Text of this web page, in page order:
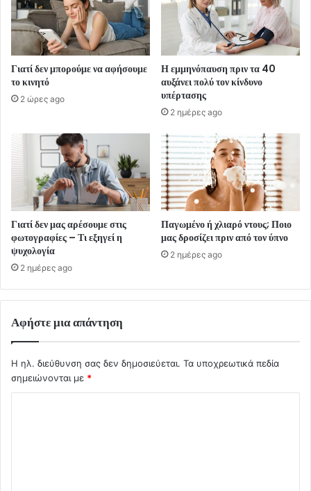
Γιατί δεν μπορούμε να αφήσουμε
το κινητό
2 ώρες ago
Η εμμηνόπαυση πριν τα 40
αυξάνει πολύ τον κίνδυνο
υπέρτασης
2 ημέρες ago
Γιατί δεν μας αρέσουμε στις
φωτογραφίες – Τι εξηγεί η
ψυχολογία
2 ημέρες ago
Παγωμένο ή χλιαρό ντους; Ποιο
μας δροσίζει πριν από τον ύπνο
2 ημέρες ago
Αφήστε μια απάντηση
Η ηλ. διεύθυνση σας δεν δημοσιεύεται. Τα υποχρεωτικά πεδία
σημειώνονται με *